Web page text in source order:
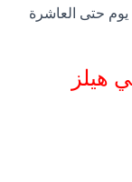
حتى العاشرة
هيلز